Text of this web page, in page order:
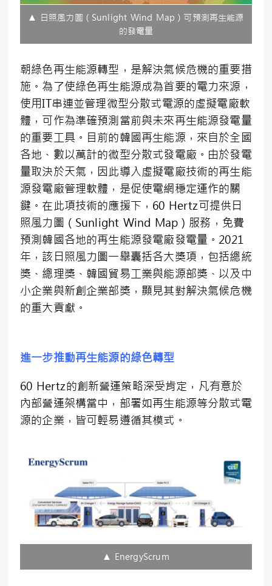
▲ 日照風力圖（Sunlight Wind Map）可預測再生能源
的發電量
朝綠色再生能源轉型，是解決氣候危機的重要措
施。為了使綠色再生能源成為首要的電力來源，
使用IT串連並管理微型分散式電源的虛擬電廠軟
體，可作為準確預測當前與未來再生能源發電量
的重要工具。目前的韓國再生能源，來自於全國
各地、數以萬計的微型分散式發電廠。由於發電
量取決於天氣，因此導入虛擬電廠技術的再生能
源發電廠管理軟體，是促使電網穩定運作的關
鍵。在此項技術的應援下，60 Hertz可提供日
照風力圖（Sunlight Wind Map）服務，免費
預測韓國各地的再生能源發電廠發電量。2021
年，該日照風力圖一舉囊括各大獎項，包括總統
獎、總理獎、韓國貿易工業與能源部獎、以及中
小企業與新創企業部獎，顯見其對解決氣候危機
的重大貢獻。
進一步推動再生能源的綠色轉型
60 Hertz的創新營運策略深受肯定，凡有意於
內部營運架構當中，部署如再生能源等分散式電
源的企業，皆可輕易遵循其模式。
▲ EnergyScrum